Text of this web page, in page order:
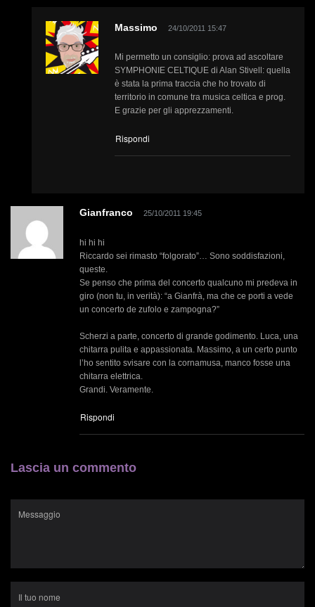
Massimo 24/10/2011 15:47
Mi permetto un consiglio: prova ad ascoltare
SYMPHONIE CELTIQUE di Alan Stivell: quella
è stata la prima traccia che ho trovato di
territorio in comune tra musica celtica e prog.
E grazie per gli apprezzamenti.
Rispondi
Gianfranco 25/10/2011 19:45
hi hi hi
Riccardo sei rimasto “folgorato”… Sono soddisfazioni,
queste.
Se penso che prima del concerto qualcuno mi predeva in
giro (non tu, in verità): “a Gianfrà, ma che ce porti a vede
un concerto de zufolo e zampogna?”
Scherzi a parte, concerto di grande godimento. Luca, una
chitarra pulita e appassionata. Massimo, a un certo punto
l’ho sentito svisare con la cornamusa, manco fosse una
chitarra elettrica.
Grandi. Veramente.
Rispondi
Lascia un commento